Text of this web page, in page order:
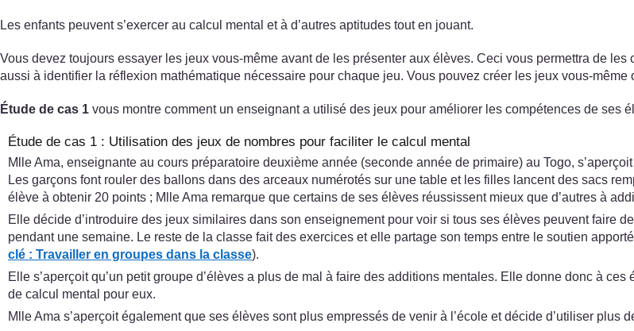
Les enfants peuvent s’exercer au calcul mental et à d’autres aptitudes tout en jouant.
Vous devez toujours essayer les jeux vous-même avant de les présenter aux élèves. Ceci vous permettra de
aussi à identifier la réflexion mathématique nécessaire pour chaque jeu. Vous pouvez créer les jeux vous-
Étude de cas 1 vous montre comment un enseignant a utilisé des jeux pour améliorer les compétences de ses
Étude de cas 1 : Utilisation des jeux de nombres pour faciliter le calcul mental
Mlle Ama, enseignante au cours préparatoire deuxième année (seconde année de primaire) au Togo,
Les garçons font rouler des ballons dans des arceaux numérotés sur une table et les filles lancent des sacs
élève à obtenir 20 points ; Mlle Ama remarque que certains de ses élèves réussissent mieux que d’autres à
Elle décide d’introduire des jeux similaires dans son enseignement pour voir si tous ses élèves peuvent faire
pendant une semaine. Le reste de la classe fait des exercices et elle partage son temps entre le soutien
clé : Travailler en groupes dans la classe).
Elle s’aperçoit qu’un petit groupe d’élèves a plus de mal à faire des additions mentales. Elle donne donc à
de calcul mental pour eux.
Mlle Ama s’aperçoit également que ses élèves sont plus empressés de venir à l’école et décide d’utiliser plus